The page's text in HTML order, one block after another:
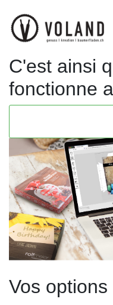
C'est ainsi
fonctionne
Vos